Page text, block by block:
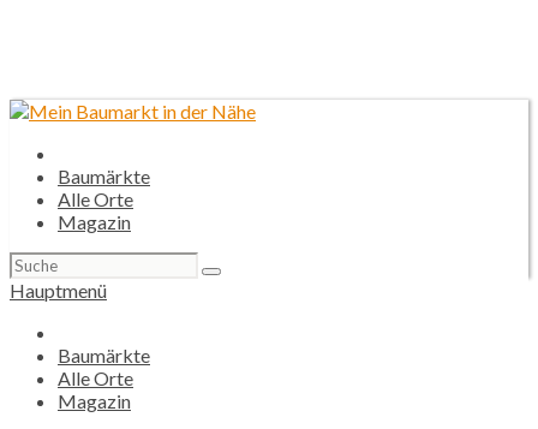
Baumärkte
Alle Orte
Magazin
Suchen
nach:
Hauptmenü
Baumärkte
Alle Orte
Magazin